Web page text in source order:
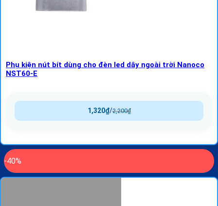
Phụ kiện nút bít dùng cho đèn led dây ngoài trời Nanoco
NST60-E
2,200₫
/
1,320₫
-40%